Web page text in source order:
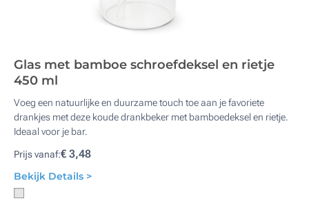
Glas met bamboe schroefdeksel en rietje
450 ml
Voeg een natuurlijke en duurzame touch toe aan je favoriete
drankjes met deze koude drankbeker met bamboedeksel en rietje.
Ideaal voor je bar.
Prijs vanaf:€ 3,48
Bekijk Details >